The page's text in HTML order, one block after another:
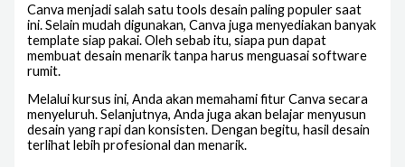
Canva menjadi salah satu tools desain paling populer saat
ini. Selain mudah digunakan, Canva juga menyediakan banyak
template siap pakai. Oleh sebab itu, siapa pun dapat
membuat desain menarik tanpa harus menguasai software
rumit.
Melalui kursus ini, Anda akan memahami fitur Canva secara
menyeluruh. Selanjutnya, Anda juga akan belajar menyusun
desain yang rapi dan konsisten. Dengan begitu, hasil desain
terlihat lebih profesional dan menarik.